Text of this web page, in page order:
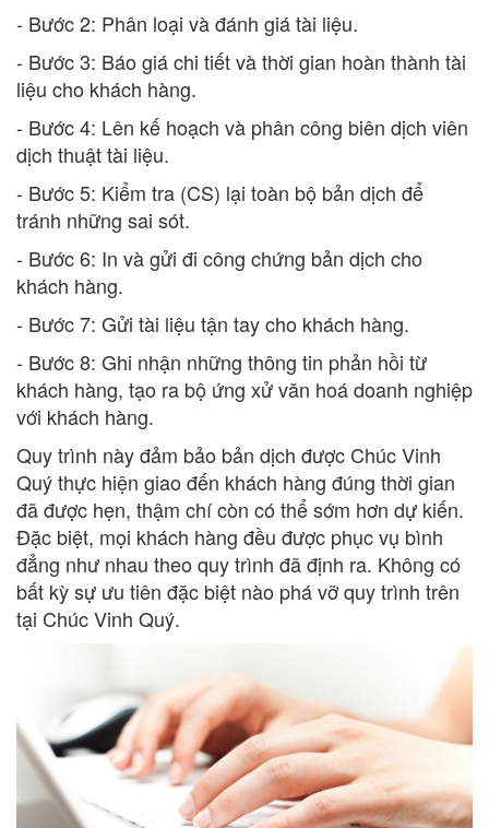
- Bước 2: Phân loại và đánh giá tài liệu.
- Bước 3: Báo giá chi tiết và thời gian hoàn thành tài
liệu cho khách hàng.
- Bước 4: Lên kế hoạch và phân công biên dịch viên
dịch thuật tài liệu.
- Bước 5: Kiểm tra (CS) lại toàn bộ bản dịch để
tránh những sai sót.
- Bước 6: In và gửi đi công chứng bản dịch cho
khách hàng.
- Bước 7: Gửi tài liệu tận tay cho khách hàng.
- Bước 8: Ghi nhận những thông tin phản hồi từ
khách hàng, tạo ra bộ ứng xử văn hoá doanh nghiệp
với khách hàng.
Quy trình này đảm bảo bản dịch được Chúc Vinh
Quý thực hiện giao đến khách hàng đúng thời gian
đã được hẹn, thậm chí còn có thể sớm hơn dự kiến.
Đặc biệt, mọi khách hàng đều được phục vụ bình
đẳng như nhau theo quy trình đã định ra. Không có
bất kỳ sự ưu tiên đặc biệt nào phá vỡ quy trình trên
tại Chúc Vinh Quý.